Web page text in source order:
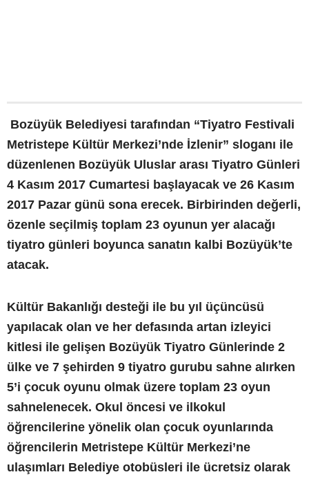
Bozüyük Belediyesi tarafından “Tiyatro Festivali
Metristepe Kültür Merkezi’nde İzlenir” sloganı ile
düzenlenen Bozüyük Uluslar arası Tiyatro Günleri
4 Kasım 2017 Cumartesi başlayacak ve 26 Kasım
2017 Pazar günü sona erecek. Birbirinden değerli,
özenle seçilmiş toplam 23 oyunun yer alacağı
tiyatro günleri boyunca sanatın kalbi Bozüyük’te
atacak.
Kültür Bakanlığı desteği ile bu yıl üçüncüsü
yapılacak olan ve her defasında artan izleyici
kitlesi ile gelişen Bozüyük Tiyatro Günlerinde 2
ülke ve 7 şehirden 9 tiyatro gurubu sahne alırken
5’i çocuk oyunu olmak üzere toplam 23 oyun
sahnelenecek. Okul öncesi ve ilkokul
öğrencilerine yönelik olan çocuk oyunlarında
öğrencilerin Metristepe Kültür Merkezi’ne
ulaşımları Belediye otobüsleri ile ücretsiz olarak